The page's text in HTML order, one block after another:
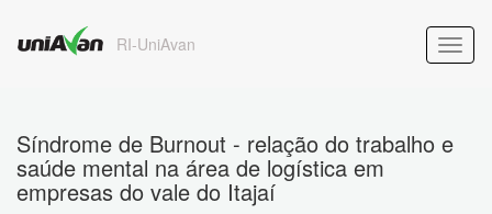
RI-UniAvan
Síndrome de Burnout - relação do trabalho e
saúde mental na área de logística em
empresas do vale do Itajaí